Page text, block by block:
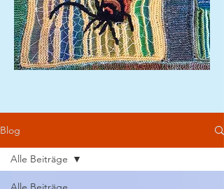
Blog
Alle Beiträge